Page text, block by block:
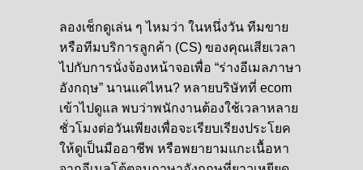
ลองเช็กดูเล่น ๆ ไหมว่า ในหนึ่งวัน ทีมขาย
หรือทีมบริการลูกค้า (CS) ของคุณเสียเวลา
ไปกับการนั่งจ้องหน้าจอเพื่อ “ร่างอีเมลภาษา
อังกฤษ” นานแค่ไหน? หลายบริษัทที่ ecom
เข้าไปดูแล พบว่าพนักงานต้องใช้เวลาหลาย
ชั่วโมงต่อวันเพียงเพื่อจะเรียบเรียงประโยค
ให้ดูเป็นมืออาชีพ หรือพยายามแกะเนื้อหา